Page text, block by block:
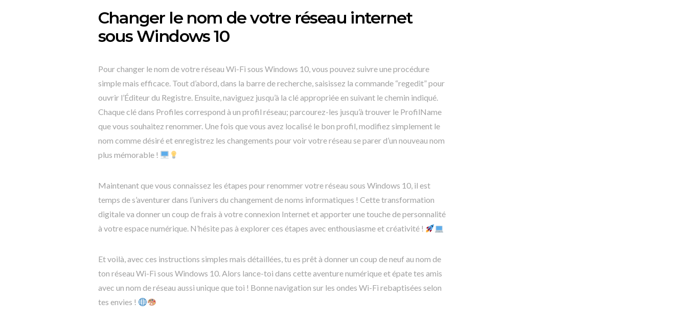
Changer le nom de votre réseau internet
sous Windows 10
Pour changer le nom de votre réseau Wi-Fi sous Windows 10, vous pouvez suivre une procédure
simple mais efficace. Tout d’abord, dans la barre de recherche, saisissez la commande “regedit” pour
ouvrir l’Éditeur du Registre. Ensuite, naviguez jusqu’à la clé appropriée en suivant le chemin indiqué.
Chaque clé dans Profiles correspond à un profil réseau; parcourez-les jusqu’à trouver le ProfilName
que vous souhaitez renommer. Une fois que vous avez localisé le bon profil, modifiez simplement le
nom comme désiré et enregistrez les changements pour voir votre réseau se parer d’un nouveau nom
plus mémorable !
Maintenant que vous connaissez les étapes pour renommer votre réseau sous Windows 10, il est
temps de s’aventurer dans l’univers du changement de noms informatiques ! Cette transformation
digitale va donner un coup de frais à votre connexion Internet et apporter une touche de personnalité
à votre espace numérique. N’hésite pas à explorer ces étapes avec enthousiasme et créativité !
Et voilà, avec ces instructions simples mais détaillées, tu es prêt à donner un coup de neuf au nom de
ton réseau Wi-Fi sous Windows 10. Alors lance-toi dans cette aventure numérique et épate tes amis
avec un nom de réseau aussi unique que toi ! Bonne navigation sur les ondes Wi-Fi rebaptisées selon
tes envies !